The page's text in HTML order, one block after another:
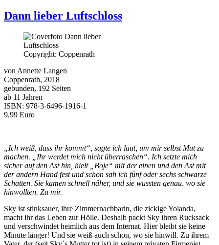
Dann lieber Luftschloss
Copyright: Coppenrath
von Annette Langen
Coppenrath, 2018
gebunden, 192 Seiten
ab 11 Jahren
ISBN: 978-3-6496-1916-1
9,99 Euro
„Ich weiß, dass ihr kommt“, sagte ich laut, um mir selbst Mut zu
machen. „Ihr werdet mich nicht überraschen“. Ich setzte mich
sicher auf den Ast hin, hielt „Boje“ mit der einen und den Ast mit
der andern Hand fest und schon sah ich fünf oder sechs schwarze
Schatten. Sie kamen schnell näher, und sie wussten genau, wo sie
hinwollten. Zu mir.
Sky ist stinksauer, ihre Zimmernachbarin, die zickige Yolanda,
macht ihr das Leben zur Hölle. Deshalb packt Sky ihren Rucksack
und verschwindet heimlich aus dem Internat. Hier bleibt sie keine
Minute länger! Und sie weiß auch schon, wo sie hinwill. Zu ihrem